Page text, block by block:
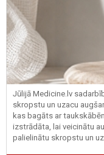
Jūlijā Medicine.lv
skropstu un uzacu
kas bagāts ar
izstrādāta, lai veicinātu
palielinātu skropstu un